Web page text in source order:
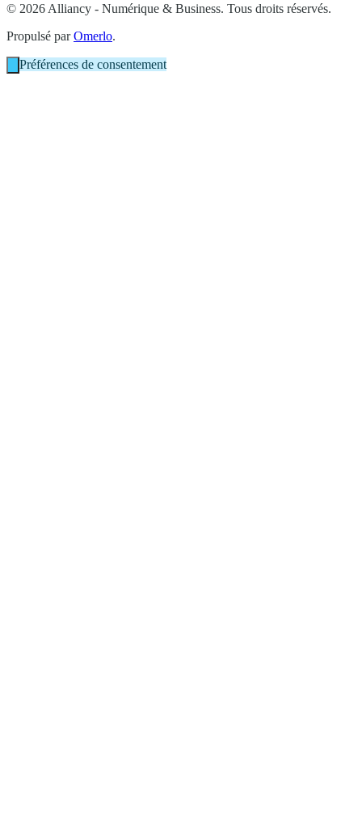
© 2026 Alliancy - Numérique & Business. Tous droits réservés.
Propulsé parOmerlo.
Préférences de consentement